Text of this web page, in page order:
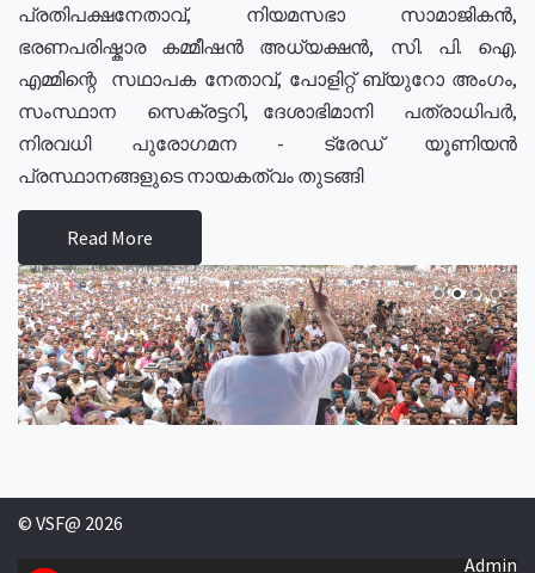
പ്രതിപക്ഷനേതാവ്, നിയമസഭാ സാമാജികൻ,
ഭരണപരിഷ്കാര കമ്മീഷൻ അധ്യക്ഷൻ, സി. പി. ഐ.
എമ്മിന്റെ സഥാപക നേതാവ്, പോളിറ്റ് ബ്യുറോ അംഗം,
സംസ്ഥാന സെക്രട്ടറി, ദേശാഭിമാനി പത്രാധിപർ,
നിരവധി പുരോഗമന - ട്രേഡ് യൂണിയൻ
പ്രസ്ഥാനങ്ങളുടെ നായകത്വം തുടങ്ങി
Read More
© VSF@ 2026
Admin